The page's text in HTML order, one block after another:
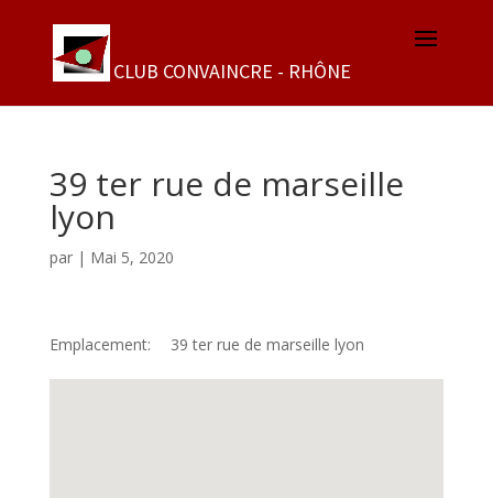
39 ter rue de marseille
lyon
par | Mai 5, 2020
Emplacement: 39 ter rue de marseille lyon